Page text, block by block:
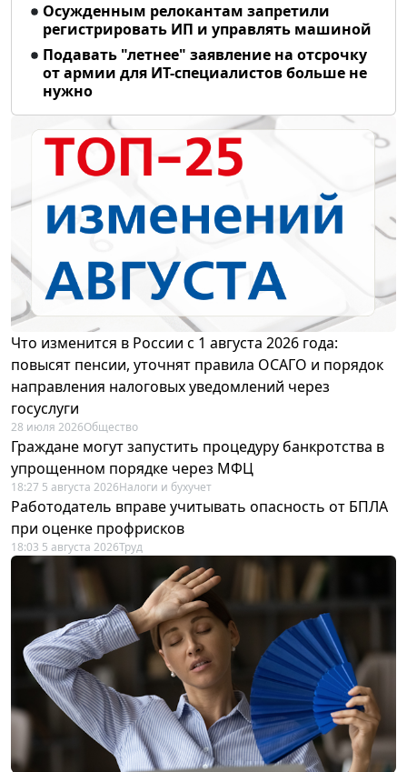
Осужденным релокантам запретили
регистрировать ИП и управлять машиной
Подавать "летнее" заявление на отсрочку
от армии для ИТ-специалистов больше не
нужно
Что изменится в России с 1 августа 2026 года:
повысят пенсии, уточнят правила ОСАГО и порядок
направления налоговых уведомлений через
госуслуги
28 июля 2026Общество
Граждане могут запустить процедуру банкротства в
упрощенном порядке через МФЦ
18:27 5 августа 2026Налоги и бухучет
Работодатель вправе учитывать опасность от БПЛА
при оценке профрисков
18:03 5 августа 2026Труд